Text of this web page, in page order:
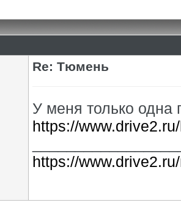
Re: Тюмень
У меня только одна
https://
https://